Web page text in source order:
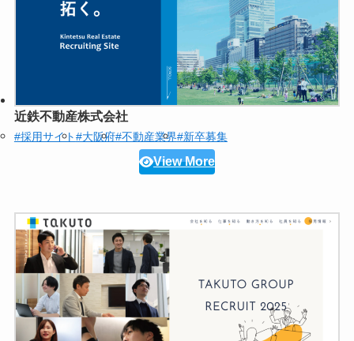
近鉄不動産株式会社
#採用サイト#大阪府#不動産業界#新卒募集
View More